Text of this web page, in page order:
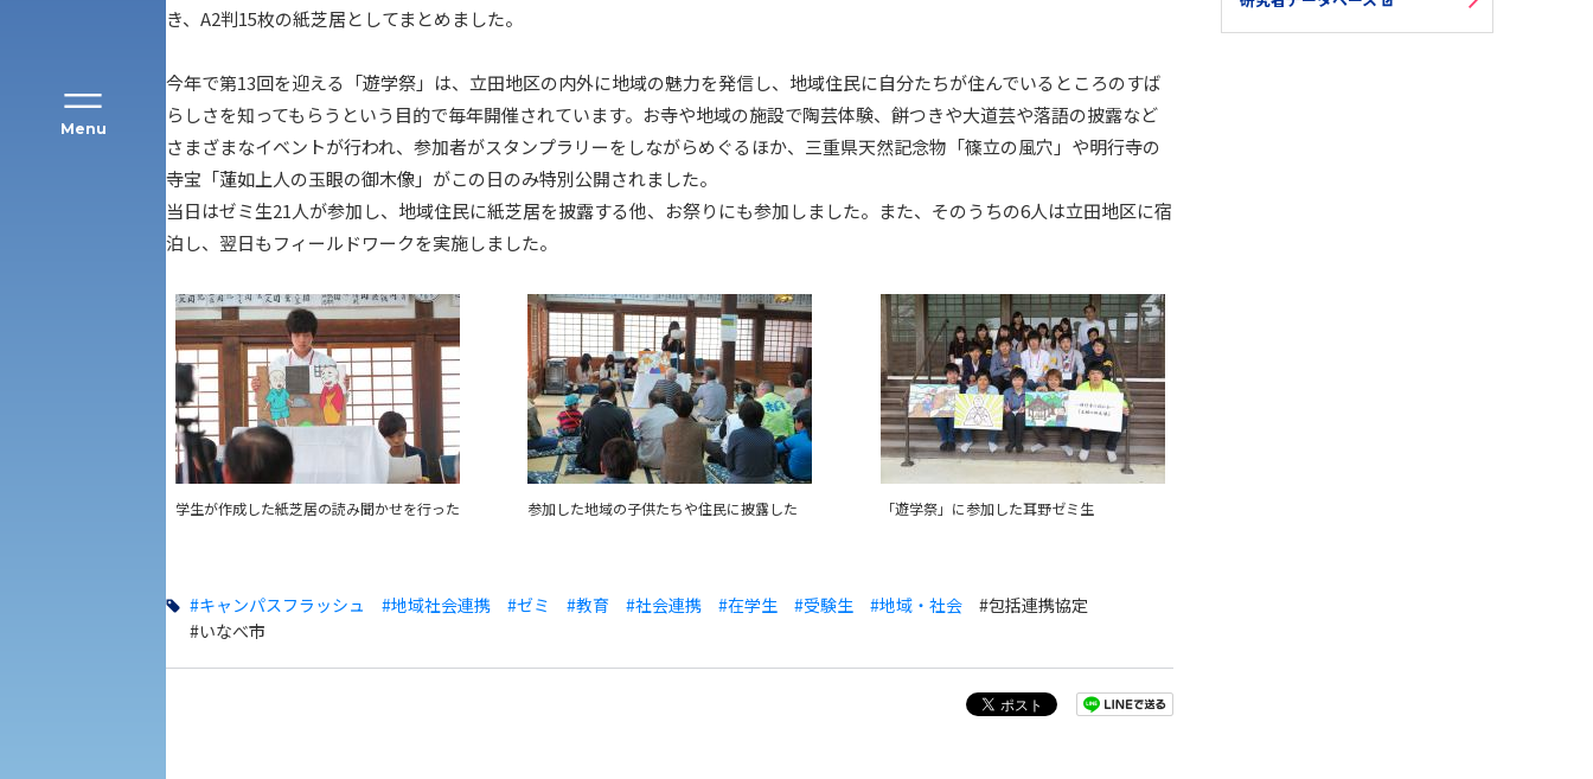
Menu
一般選抜入試［中期日程］
共通テスト利用入試[前期][後期]
専門学科等対象公募推薦入試
科目等履修生・聴講生募集
キャンパス・施設の見学について
き、A2判15枚の紙芝居としてまとめました。
今年で第13回を迎える「遊学祭」は、立田地区の内外に地域の魅力を発信し、地域住民に自分たちが住んでいるところのすば
らしさを知ってもらうという目的で毎年開催されています。お寺や地域の施設で陶芸体験、餅つきや大道芸や落語の披露など
さまざまなイベントが行われ、参加者がスタンプラリーをしながらめぐるほか、三重県天然記念物「篠立の風穴」や明行寺の
寺宝「蓮如上人の玉眼の御木像」がこの日のみ特別公開されました。
当日はゼミ生21人が参加し、地域住民に紙芝居を披露する他、お祭りにも参加しました。また、そのうちの6人は立田地区に宿
泊し、翌日もフィールドワークを実施しました。
学生が作成した紙芝居の読み聞かせを行った 参加した地域の子供たちや住民に披露した 「遊学祭」に参加した耳野ゼミ生
#キャンパスフラッシュ #地域社会連携 #ゼミ #教育 #社会連携 #在学生 #受験生 #地域・社会
#包括連携協定
#いなべ市